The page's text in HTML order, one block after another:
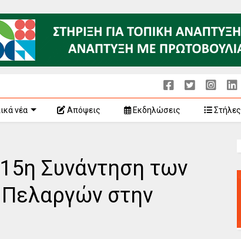
νέα Απόψεις Εκδηλώσεις Στήλες
Συνάντηση των
στην